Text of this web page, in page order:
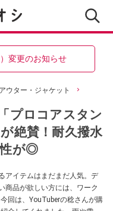
変更のお知らせ
ウター・ジャケット
プロコアスタン
絶賛！耐久撥水
性が◎
アイテムはまだまだ人気。デ
商品が欲しい方には、ワーク
回は、YouTuberの稔さんが購